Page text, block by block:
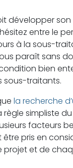
développer son
entre le
à la sous-
paraît sans
bien
sous-traitants.
la recherche
règle simpliste
facteurs
pris en
projet et de